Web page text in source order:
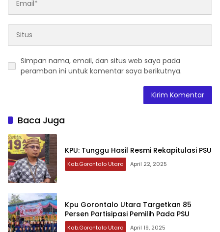
Simpan nama, email, dan situs web saya pada
peramban ini untuk komentar saya berikutnya.
Baca Juga
KPU: Tunggu Hasil Resmi Rekapitulasi PSU
Kab.Gorontalo Utara April 22, 2025
Kpu Gorontalo Utara Targetkan 85
Persen Partisipasi Pemilih Pada PSU
Kab.Gorontalo Utara April 19, 2025